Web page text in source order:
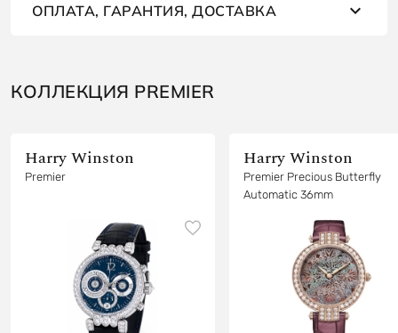
ОПЛАТА, ГАРАНТИЯ, ДОСТАВКА
КОЛЛЕКЦИЯ PREMIER
Harry Winston
Premier
Harry Winston
Premier Precious Butterfly
Automatic 36mm